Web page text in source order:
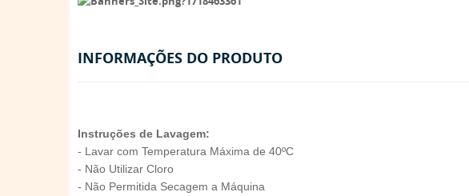
INFORMAÇÕES DO PRODUTO
Instruções de Lavagem:
- Lavar com Temperatura Máxima de 40ºC
- Não Utilizar Cloro
- Não Permitida Secagem a Máquina